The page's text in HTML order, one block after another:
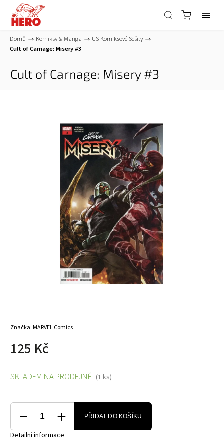
Domů / Komiksy & Manga / US Komiksové Sešity /
Cult of Carnage: Misery #3
Cult of Carnage: Misery #3
Značka:MARVEL Comics
125 Kč
SKLADEM NA PRODEJNĚ (1 ks)
PŘIDAT DO KOŠÍKU
Detailní informace